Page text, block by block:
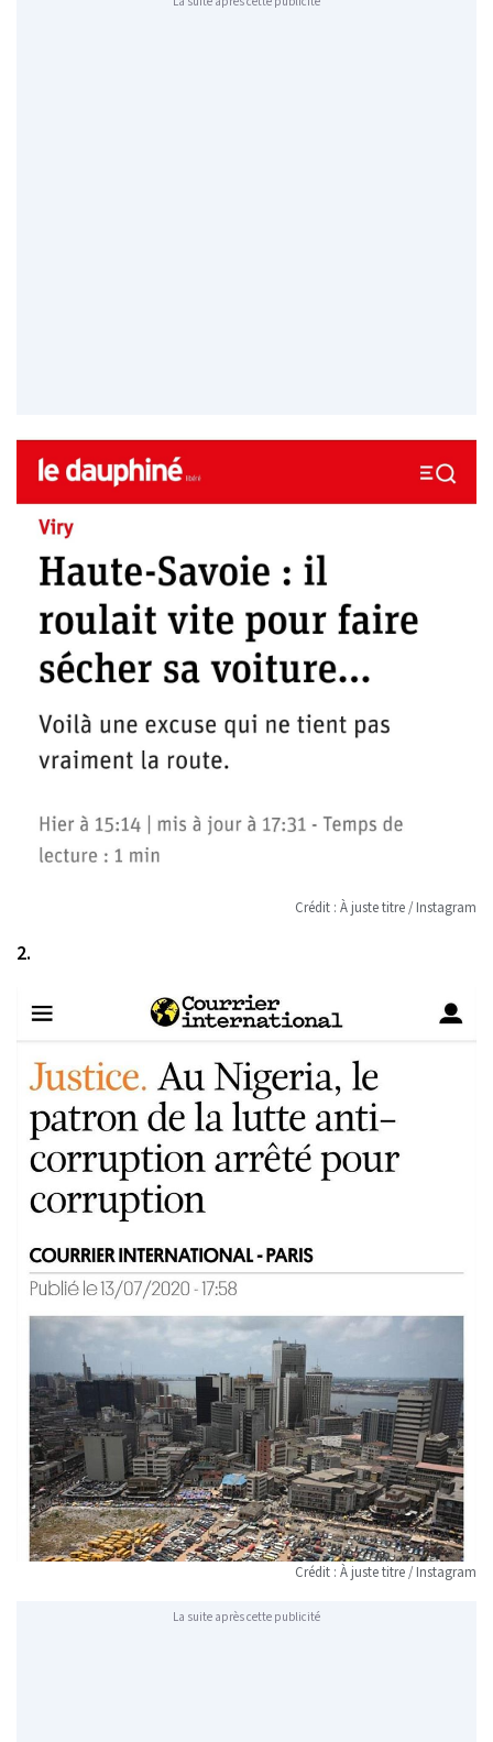
Crédit : À juste titre / Instagram
2.
Crédit : À juste titre / Instagram
La suite après cette publicité